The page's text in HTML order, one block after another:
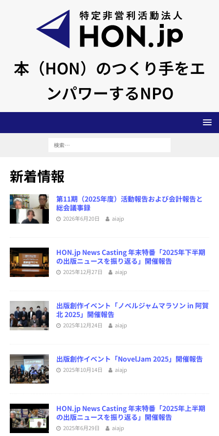
本（HON）のつくり手をエ
ンパワーするNPO
新着情報
第11期（2025年度）活動報告および会計報告と
総会議事録
2026年6月20日 aiajp
HON.jp News Casting 年末特番「2025年下半期
の出版ニュースを振り返る」開催報告
2025年12月27日 aiajp
出版創作イベント「ノベルジャムマラソン in 阿賀
北 2025」開催報告
2025年12月24日 aiajp
出版創作イベント「NovelJam 2025」開催報告
2025年10月14日 aiajp
HON.jp News Casting 年末特番「2025年上半期
の出版ニュースを振り返る」開催報告
2025年6月29日 aiajp